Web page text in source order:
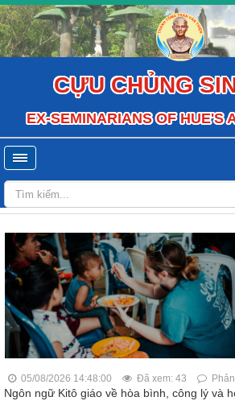
CỰU CHỦNG
EX-SEMINARIANS OF HUE'S
05/08/2026 14:48:00 Đã xem: 43
Ngôn ngữ Kitô giáo về hòa bình, công lý và